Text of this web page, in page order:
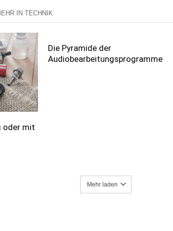
IN TECHNIK
oder mit
Die Pyramide der
Audiobearbeitungsprogramme
Mehr laden